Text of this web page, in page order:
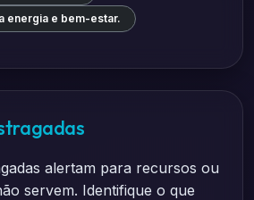
energia e bem-estar.
alertam para recursos ou
servem. Identifique o que